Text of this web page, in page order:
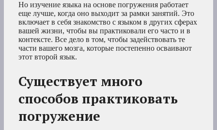
Но изучение языка на основе погружения работает
еще лучше, когда оно выходит за рамки занятий. Это
включает в себя знакомство с языком в других сферах
вашей жизни, чтобы вы практиковали его часто и в
контексте. Все дело в том, чтобы задействовать те
части вашего мозга, которые постепенно осваивают
этот второй язык.
Существует много
способов практиковать
погружение